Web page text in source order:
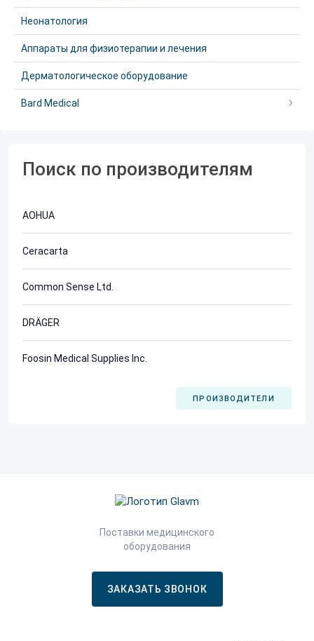
Неонатология
Аппараты для физиотерапии и лечения
Дерматологическое оборудование
Bard Medical
Поиск по производителям
AOHUA
Ceracarta
Common Sense Ltd.
DRÄGER
Foosin Medical Supplies Inc.
ПРОИЗВОДИТЕЛИ
Поставки медицинского
оборудования
ЗАКАЗАТЬ ЗВОНОК